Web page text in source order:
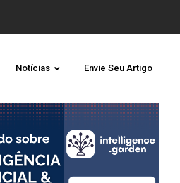
Notícias Envie Seu Artigo